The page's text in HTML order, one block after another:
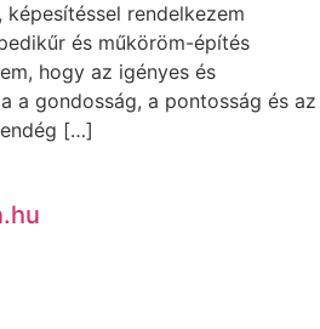
rendelkezem
és műköröm-építés
hogy az igényes és
a gondosság, a pontosság és az
[…]